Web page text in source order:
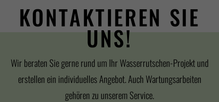
KONTAKTIEREN SIE
UNS!
Wir beraten Sie gerne rund um Ihr Wasserrutschen-Projekt und
erstellen ein individuelles Angebot. Auch Wartungsarbeiten
gehören zu unserem Service.